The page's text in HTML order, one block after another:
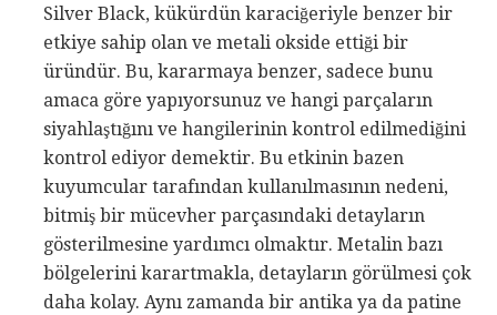
Silver Black, kükürdün karaciğeriyle benzer bir
etkiye sahip olan ve metali okside ettiği bir
üründür. Bu, kararmaya benzer, sadece bunu
amaca göre yapıyorsunuz ve hangi parçaların
siyahlaştığını ve hangilerinin kontrol edilmediğini
kontrol ediyor demektir. Bu etkinin bazen
kuyumcular tarafından kullanılmasının nedeni,
bitmiş bir mücevher parçasındaki detayların
gösterilmesine yardımcı olmaktır. Metalin bazı
bölgelerini karartmakla, detayların görülmesi çok
daha kolay. Aynı zamanda bir antika ya da patine